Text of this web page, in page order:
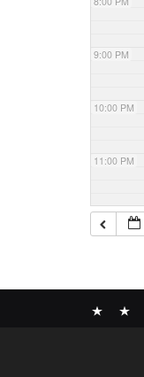
9:00 PM
10:00 PM
11:00 PM